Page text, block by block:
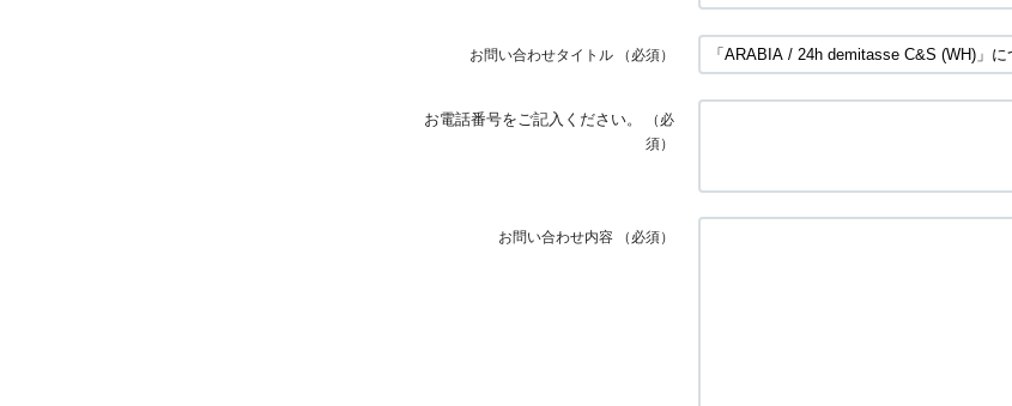
お問い合わせタイトル （必須）
お電話番号をご記入ください。
（必
須）
お問い合わせ内容 （必須）